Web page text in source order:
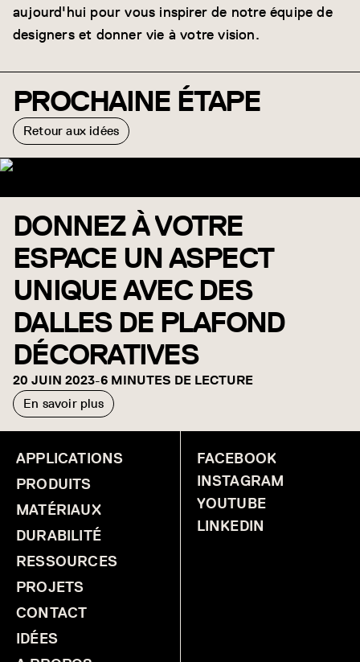
aujourd'hui pour vous inspirer de notre équipe de
designers et donner vie à votre vision.
PROCHAINE ÉTAPE
Retour aux idées
DONNEZ À VOTRE
ESPACE UN ASPECT
UNIQUE AVEC DES
DALLES DE PLAFOND
DÉCORATIVES
20 JUIN 2023-6 MINUTES DE LECTURE
En savoir plus
APPLICATIONS
PRODUITS
MATÉRIAUX
DURABILITÉ
RESSOURCES
PROJETS
CONTACT
IDÉES
FACEBOOK
INSTAGRAM
YOUTUBE
LINKEDIN